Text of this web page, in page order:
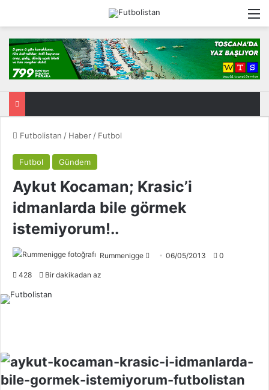
Futbolistan / Haber / Futbol
Futbol Gündem
Aykut Kocaman; Krasic’i
idmanlarda bile görmek
istemiyorum!..
Rummenigge
n
06/05/2013 0
428 Bir dakikadan az